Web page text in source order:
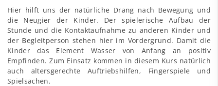
Hier hilft uns der natürliche Drang nach Bewegung und
die Neugier der Kinder. Der spielerische Aufbau der
Stunde und die Kontaktaufnahme zu anderen Kinder und
der Begleitperson stehen hier im Vordergrund. Damit die
Kinder das Element Wasser von Anfang an positiv
Empfinden. Zum Einsatz kommen in diesem Kurs natürlich
auch altersgerechte Auftriebshilfen, Fingerspiele und
Spielsachen.